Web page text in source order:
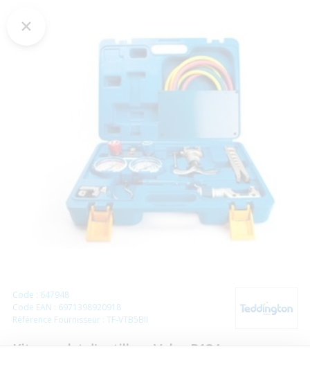
Code : 647948
Code EAN : 6971398920918
Référence Fournisseur : TF-VTB5BII
Kit complet d'outillage Value R134